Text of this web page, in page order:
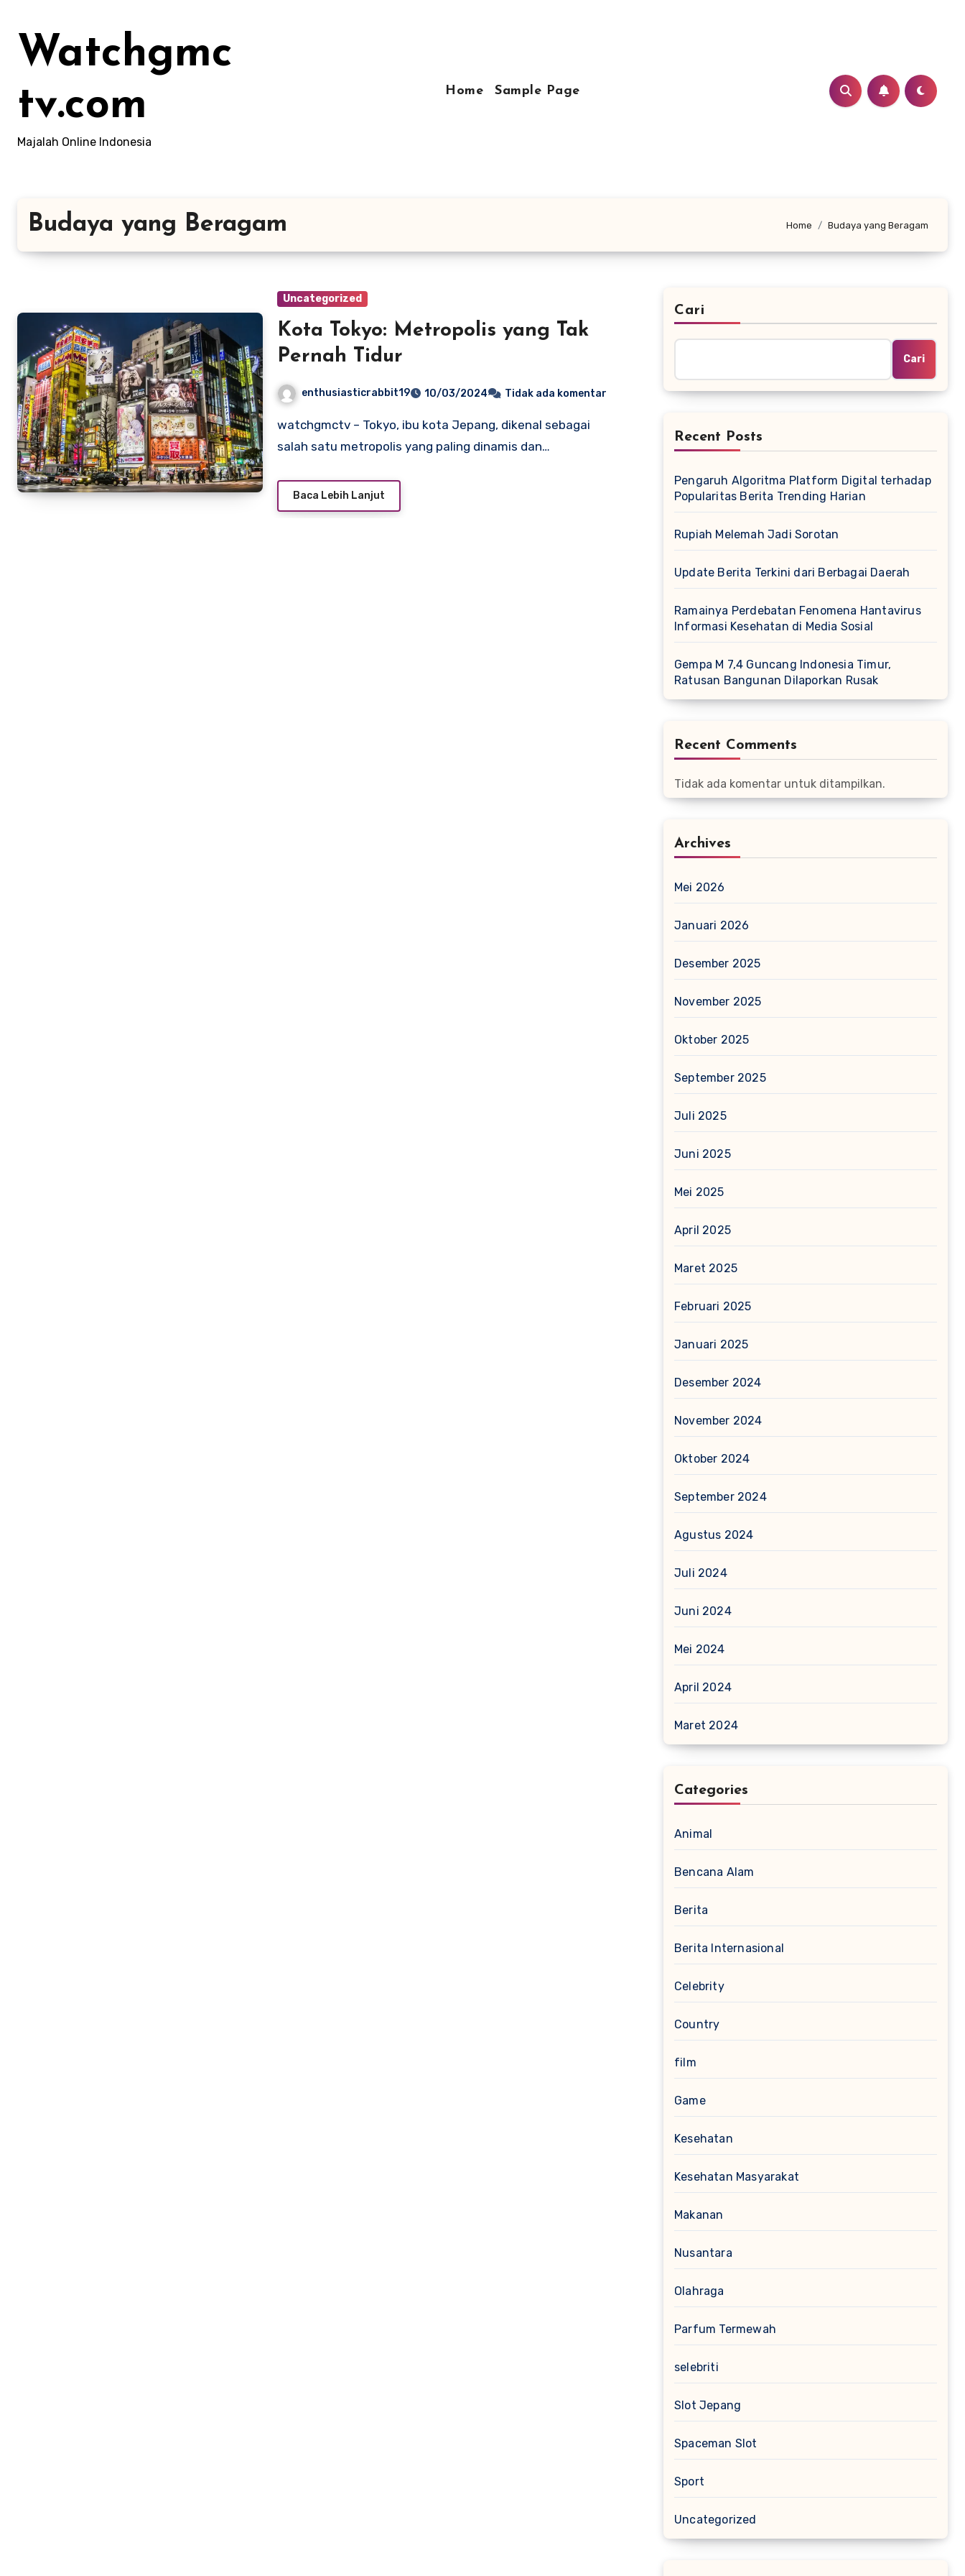
kontenWatchgmc
tv.com
Majalah Online Indonesia
Home Sample Page
Budaya yang Beragam Home Budaya yang Beragam
Uncategorized
Kota Tokyo: Metropolis yang Tak
Pernah Tidur
enthusiasticrabbit19 10/03/2024 Tidak ada komentar
watchgmctv – Tokyo, ibu kota Jepang, dikenal sebagai
salah satu metropolis yang paling dinamis dan…
Baca Lebih Lanjut
Cari
Cari
Recent Posts
Pengaruh Algoritma Platform Digital terhadap
Popularitas Berita Trending Harian
Rupiah Melemah Jadi Sorotan
Update Berita Terkini dari Berbagai Daerah
Ramainya Perdebatan Fenomena Hantavirus
Informasi Kesehatan di Media Sosial
Gempa M 7,4 Guncang Indonesia Timur,
Ratusan Bangunan Dilaporkan Rusak
Recent Comments
Tidak ada komentar untuk ditampilkan.
Archives
Mei 2026
Januari 2026
Desember 2025
November 2025
Oktober 2025
September 2025
Juli 2025
Juni 2025
Mei 2025
April 2025
Maret 2025
Februari 2025
Januari 2025
Desember 2024
November 2024
Oktober 2024
September 2024
Agustus 2024
Juli 2024
Juni 2024
Mei 2024
April 2024
Maret 2024
Categories
Animal
Bencana Alam
Berita
Berita Internasional
Celebrity
Country
film
Game
Kesehatan
Kesehatan Masyarakat
Makanan
Nusantara
Olahraga
Parfum Termewah
selebriti
Slot Jepang
Spaceman Slot
Sport
Uncategorized